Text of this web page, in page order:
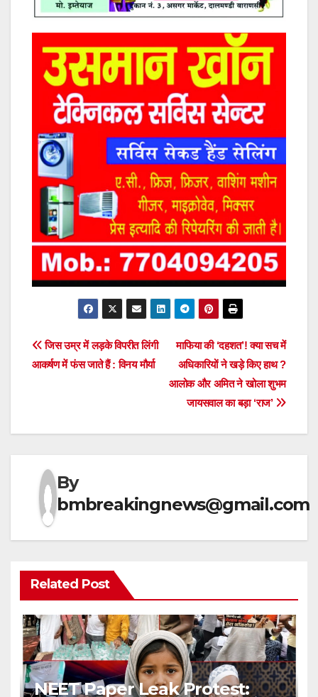
Post
navigation
माफिया की ‘दहशत’! क्या सच में
अधिकारियों ने खड़े किए हाथ ?
आलोक और अमित ने खोला शुभम
जायसवाल का बड़ा ‘राज’
जिस उम्र में लड़के विपरीत लिंगी
आकर्षण में फंस जाते हैं : विनय मौर्या
By
bmbreakingnews@gmail.com
Related Post
NEET Paper Leak Protest: